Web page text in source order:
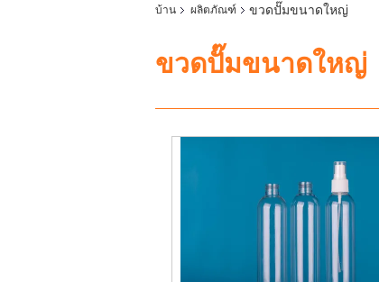
บ้าน ผลิตภัณฑ์ ขวดปั๊มขนาดใหญ่
ขวดปั๊มขนาดใหญ่